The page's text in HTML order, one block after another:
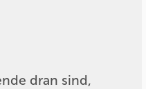
dran sind,